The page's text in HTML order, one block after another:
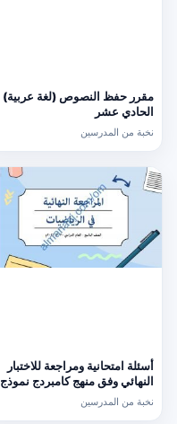
مقرر حفظ النصوص (لغة عربية)
الحادي عشر
نخبة من المدرسين
أسئلة امتحانية ومراجعة للاختبار
النهائي وفق منهج كامبردج نموذج
ثالث (رياضيات) التاسع
نخبة من المدرسين